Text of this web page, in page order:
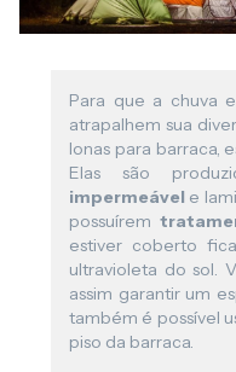
Para que a chuva
atrapalhem sua
lonas para barraca,
Elas são
impermeável e
possuírem
estiver coberto
ultravioleta do sol.
assim garantir um
também é possível
piso da barraca.